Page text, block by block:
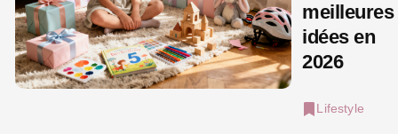
meilleures
idées en
2026
Lifestyle